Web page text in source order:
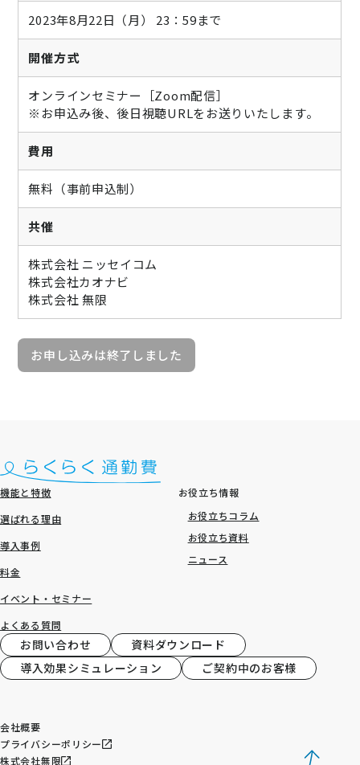
2023年8月22日（月） 23：59まで
開催方式
オンラインセミナー［Zoom配信］
※お申込み後、後日視聴URLをお送りいたします。
費用
無料（事前申込制）
共催
株式会社 ニッセイコム
株式会社カオナビ
株式会社 無限
お申し込みは終了しました
機能と特徴
選ばれる理由
導入事例
料金
イベント・セミナー
よくある質問
お役立ち情報
お役立ちコラム
お役立ち資料
ニュース
お問い合わせ
資料ダウンロード
導入効果シミュレーション
ご契約中のお客様
会社概要
プライバシーポリシー
株式会社無限